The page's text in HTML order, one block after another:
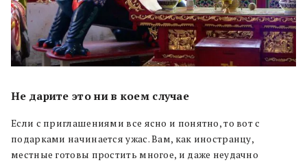
Не дарите это ни в коем случае
Если с приглашениями все ясно и понятно, то вот с
подарками начинается ужас. Вам, как иностранцу,
местные готовы простить многое, и даже неудачно